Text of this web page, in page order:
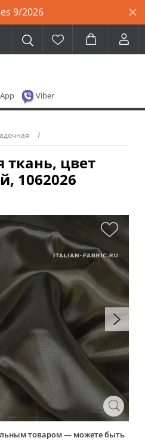
9/2026
Viber
ткань, цвет
1062026
товаром — можете быть